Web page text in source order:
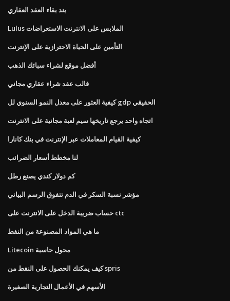
بند بقاء العقد العقاري
Lulus الملابس على الانترنت الاستعراضات
التأمين على الحياة الاحترازية على الإنترنت
أفضل موقع لشراء سبائك الذهب
قالب عقد شراء عقاري مجاني
كيفية العثور على معدل النمو السنوي لل gdp الحقيقي
اتجاه واحد يرجع تاريخها سيم لعبة مجانية على الانترنت
كيفية القيام المعاملات عبر الإنترنت في بنك كانارا
لنا مخطط أسعار الضرائب
كم دولار كندي يصنع رطل
مؤشر نسبة السكر في الدم تتفوق الرسم البياني
حساب ضريبة الدخل على الانترنت على ctc
ما هي المواد المصنوعة من النفط
Litecoin محول حاسبة
كيف يمكنك الحصول على النفط من spris
الأسهم في الأعمال التجارية الصغيرة